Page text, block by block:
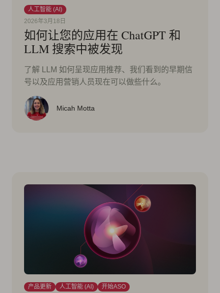
人工智能 (AI)
2026年3月18日
如何让您的应用在 ChatGPT 和
LLM 搜索中被发现
了解 LLM 如何呈现应用推荐、我们看到的早期信
号以及应用营销人员现在可以做些什么。
Micah Motta
产品更新 人工智能 (AI)
开始ASO